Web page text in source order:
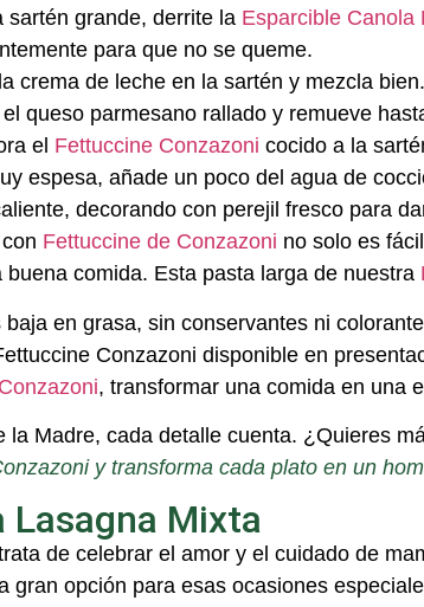
sartén grande, derrite la Esparcible Canola
para que no se queme.
crema de leche en la sartén y mezcla
queso parmesano rallado y remueve
el Fettuccine Conzazoni cocido a la
espesa, añade un poco del agua de
decorando con perejil fresco para
Fettuccine de Conzazoni no solo es
buena comida. Esta pasta larga de nuestra
baja en grasa, sin conservantes ni
Conzazoni disponible en
Conzazoni, transformar una comida en una
la Madre, cada detalle cuenta. ¿Quieres
y transforma cada plato en un
Lasagna Mixta
de celebrar el amor y el cuidado de
gran opción para esas ocasiones